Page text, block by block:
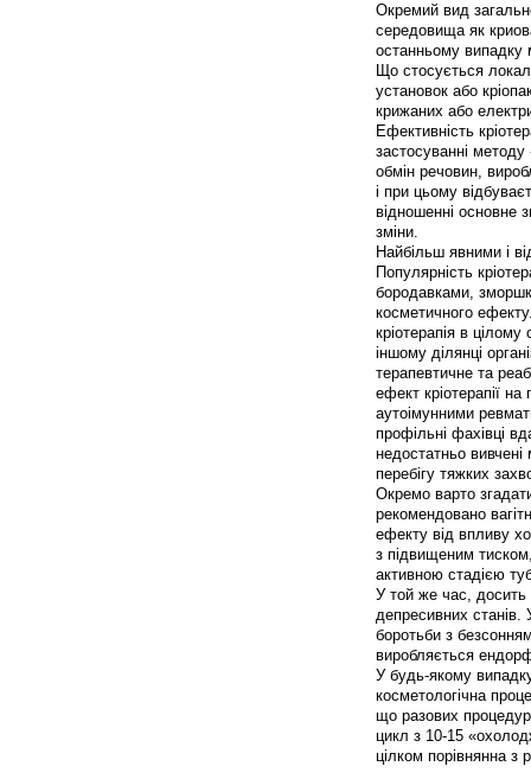
Окремий вид
середовища як
останньому випадку
Що стосується
установок або
крижаних або
Ефективність
застосуванні
обмін речовин,
і при цьому
відношенні основне
зміни.
Найбільш явними і
Популярність
бородавками,
косметичного
кріотерапія в
іншому ділянці
терапевтичне та
ефект кріотерапії
аутоімунними
профільні фахівці
недостатньо
перебігу тяжких
Окремо варто
рекомендовано
ефекту від впливу
з підвищеним
активною стадією
У той же час, досить
депресивних
боротьби з
виробляється
У будь-якому
косметологічна
що разових
цикл з 10-15
цілком порівнянна з